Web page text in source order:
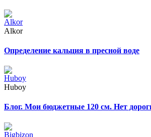
Alkor
Определение кальция в пресной воде
Huboy
Блог. Мои бюджетные 120 см. Нет